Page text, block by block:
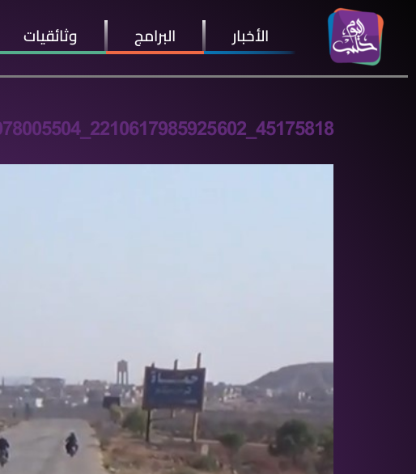
الأخبار البرامج وثائقيات
45175818_2210617985925602_3423402677978005504_n